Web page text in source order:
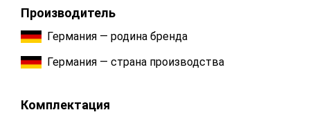
Производитель
Германия — родина бренда
Германия — страна производства
Комплектация